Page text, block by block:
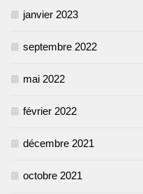
janvier 2023
septembre 2022
mai 2022
février 2022
décembre 2021
octobre 2021